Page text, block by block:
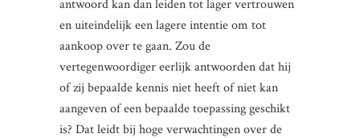
antwoord kan dan leiden tot lager vertrouwen
en uiteindelijk een lagere intentie om tot
aankoop over te gaan. Zou de
vertegenwoordiger eerlijk antwoorden dat hij
of zij bepaalde kennis niet heeft of niet kan
aangeven of een bepaalde toepassing geschikt
is? Dat leidt bij hoge verwachtingen over de